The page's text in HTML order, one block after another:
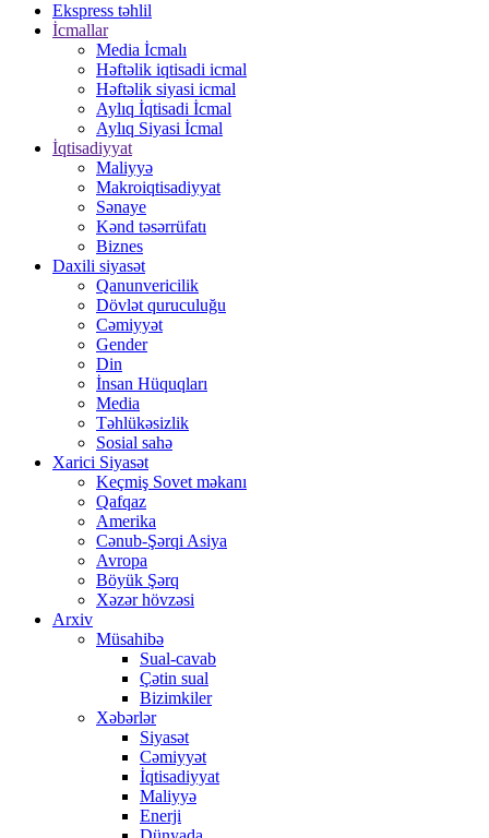
Ekspress təhlil
İcmallar
Media İcmalı
Həftəlik iqtisadi icmal
Həftəlik siyasi icmal
Aylıq İqtisadi İcmal
Aylıq Siyasi İcmal
İqtisadiyyat
Maliyyə
Makroiqtisadiyyat
Sənaye
Kənd təsərrüfatı
Biznes
Daxili siyasət
Qanunvericilik
Dövlət quruculuğu
Cəmiyyət
Gender
Din
İnsan Hüquqları
Media
Təhlükəsizlik
Sosial sahə
Xarici Siyasət
Keçmiş Sovet məkanı
Qafqaz
Amerika
Cənub-Şərqi Asiya
Avropa
Böyük Şərq
Xəzər hövzəsi
Arxiv
Müsahibə
Sual-cavab
Çətin sual
Bizimkiler
Xəbərlər
Siyasət
Cəmiyyət
İqtisadiyyat
Maliyyə
Enerji